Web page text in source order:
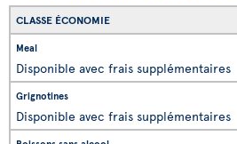
CLASSE ÉCONOMIE
Disponible avec frais supplémentaires
Disponible avec frais supplémentaires